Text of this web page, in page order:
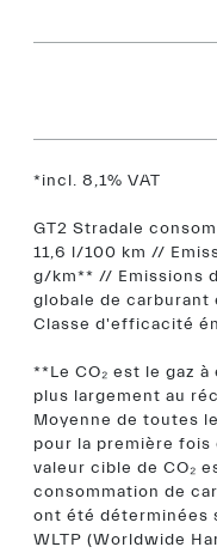
*incl. 8,1% VAT
GT2 Stradale
11,6 l/100 km //
g/km** // Emissions
globale de
Classe d'efficacité
**Le CO₂ est le gaz
plus largement au
Moyenne de toutes
pour la première fois
valeur cible de CO₂
consommation de
ont été déterminées
WLTP (Worldwide